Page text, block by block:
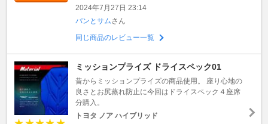
2024年7月27日 23:14
パンとサムさん
同じ商品のレビュー一覧
ミッションプライズ ドライスペック01
昔からミッションプライズの商品使用。 座り心地の
良さとお尻蒸れ防止に今回はドライスペック４座席
分購入。
トヨタ ノア ハイブリッド